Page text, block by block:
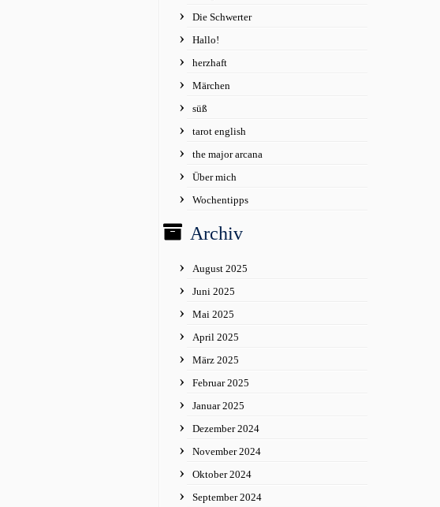
Die Schwerter
Hallo!
herzhaft
Märchen
süß
tarot english
the major arcana
Über mich
Wochentipps
Archiv
August 2025
Juni 2025
Mai 2025
April 2025
März 2025
Februar 2025
Januar 2025
Dezember 2024
November 2024
Oktober 2024
September 2024